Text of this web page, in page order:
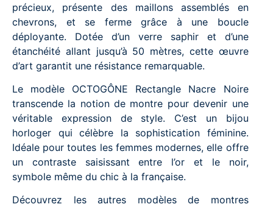
précieux, présente des maillons assemblés en
chevrons, et se ferme grâce à une boucle
déployante. Dotée d’un verre saphir et d’une
étanchéité allant jusqu’à 50 mètres, cette œuvre
d’art garantit une résistance remarquable.
Le modèle OCTOGÔNE Rectangle Nacre Noire
transcende la notion de montre pour devenir une
véritable expression de style. C’est un bijou
horloger qui célèbre la sophistication féminine.
Idéale pour toutes les femmes modernes, elle offre
un contraste saisissant entre l’or et le noir,
symbole même du chic à la française.
Découvrez les autres modèles de montres